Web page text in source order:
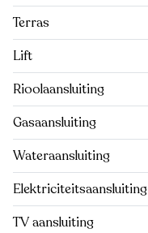
Terras
Lift
Rioolaansluiting
Gasaansluiting
Wateraansluiting
Elektriciteitsaansluiting
TV aansluiting